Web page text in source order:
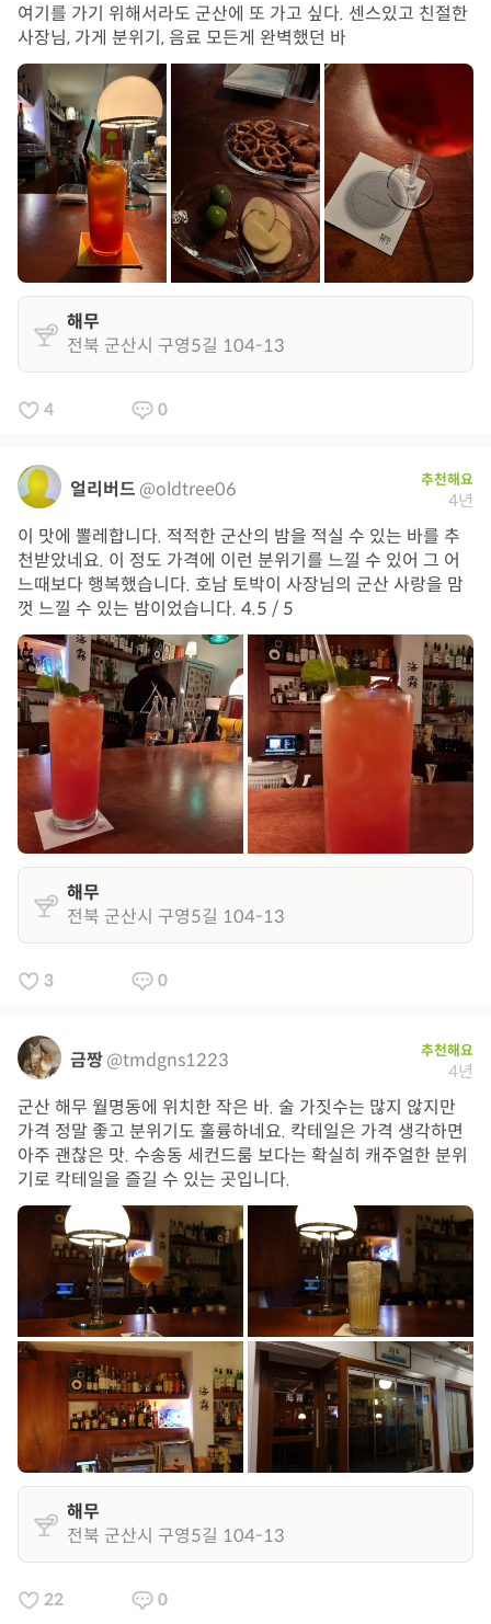
여기를 가기 위해서라도 군산에 또 가고 싶다. 센스있고 친절한
사장님, 가게 분위기, 음료 모든게 완벽했던 바
해무
전북 군산시 구영5길 104-13
4 0
얼리버드 @oldtree06 추천해요
4년
이 맛에 뽈레합니다. 적적한 군산의 밤을 적실 수 있는 바를 추
천받았네요. 이 정도 가격에 이런 분위기를 느낄 수 있어 그 어
느때보다 행복했습니다. 호남 토박이 사장님의 군산 사랑을 맘
껏 느낄 수 있는 밤이었습니다. 4.5 / 5
해무
전북 군산시 구영5길 104-13
3 0
금짱@tmdgns1223 추천해요
4년
군산 해무 월명동에 위치한 작은 바. 술 가짓수는 많지 않지만
가격 정말 좋고 분위기도 훌륭하네요. 칵테일은 가격 생각하면
아주 괜찮은 맛. 수송동 세컨드룸 보다는 확실히 캐주얼한 분위
기로 칵테일을 즐길 수 있는 곳입니다.
해무
전북 군산시 구영5길 104-13
22 0